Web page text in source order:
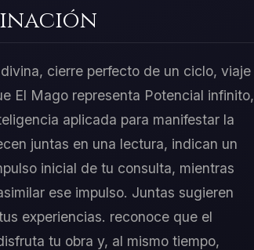
cierre perfecto de un ciclo, viaje
El Mago representa Potencial infinito,
aplicada para manifestar la
juntas en una lectura, indican un
inicial de tu consulta, mientras
ese impulso. Juntas sugieren
experiencias. reconoce que el
tu obra y, al mismo tiempo,